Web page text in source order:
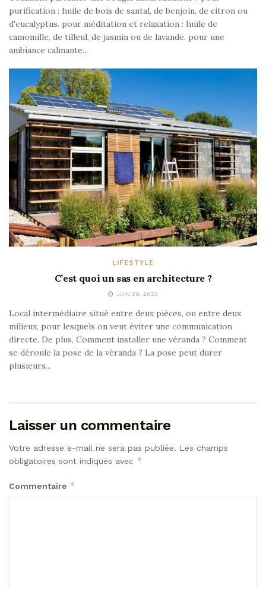
purification : huile de bois de santal, de benjoin, de citron ou
d'eucalyptus. pour méditation et relaxation : huile de
camomille, de tilleul, de jasmin ou de lavande. pour une
ambiance calmante...
LIFESTYLE
C’est quoi un sas en architecture ?
JUIN 29, 2022
Local intermédiaire situé entre deux pièces, ou entre deux
milieux, pour lesquels on veut éviter une communication
directe. De plus, Comment installer une véranda ? Comment
se déroule la pose de la véranda ? La pose peut durer
plusieurs...
Laisser un commentaire
Votre adresse e-mail ne sera pas publiée. Les champs
obligatoires sont indiqués avec *
Commentaire *